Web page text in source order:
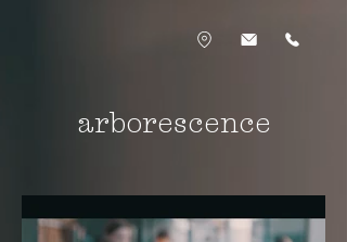
arborescence